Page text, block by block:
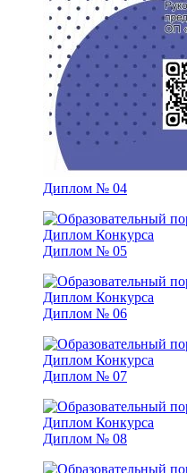
Диплом № 04
Диплом № 05
Диплом № 06
Диплом № 07
Диплом № 08